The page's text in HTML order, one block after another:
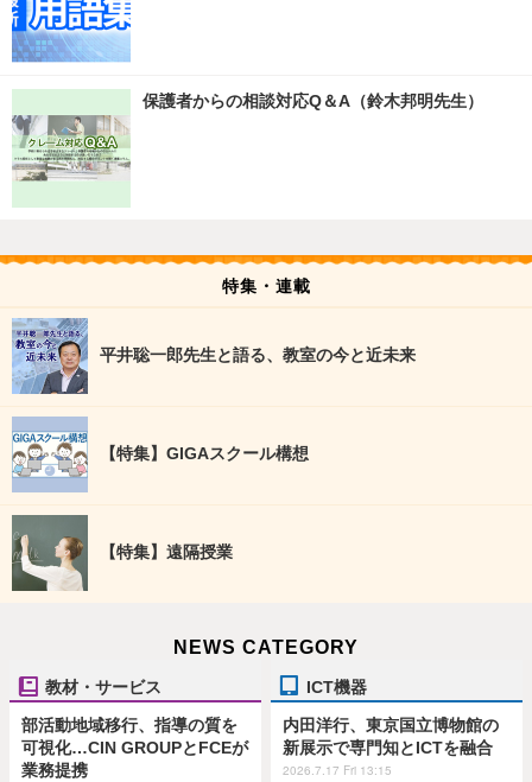
保護者からの相談対応Q＆A（鈴木邦明先生）
特集・連載
平井聡一郎先生と語る、教室の今と近未来
【特集】GIGAスクール構想
【特集】遠隔授業
NEWS CATEGORY
教材・サービス
部活動地域移行、指導の質を
可視化…CIN GROUPとFCEが
業務提携
ICT機器
内田洋行、東京国立博物館の
新展示で専門知とICTを融合
2026.7.17 Fri 13:15